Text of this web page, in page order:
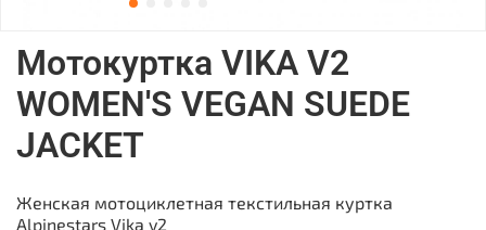
Мотокуртка VIKA V2
WOMEN'S VEGAN SUEDE
JACKET
Женская мотоциклетная текстильная куртка
Alpinestars Vika v2